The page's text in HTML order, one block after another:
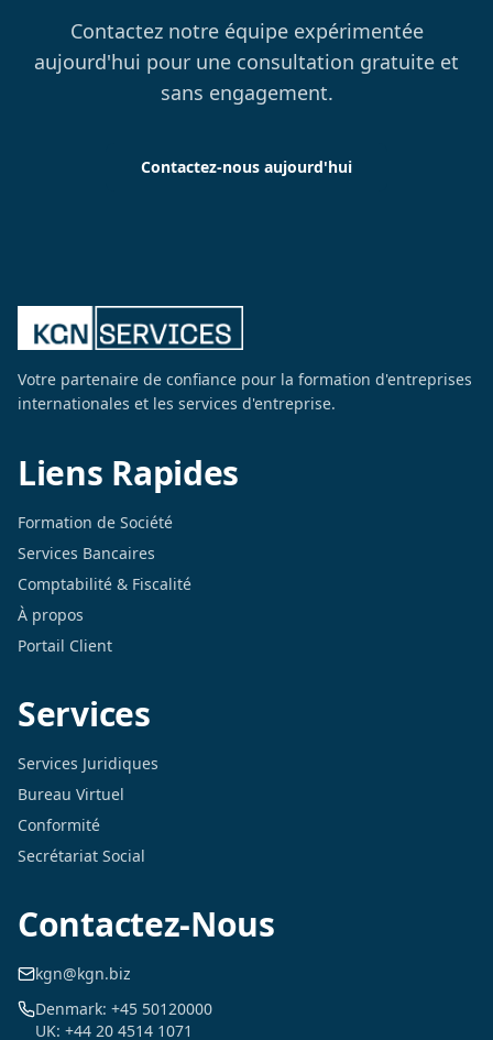
Contactez notre équipe expérimentée
aujourd'hui pour une consultation gratuite et
sans engagement.
Contactez-nous aujourd'hui
Votre partenaire de confiance pour la formation d'entreprises
internationales et les services d'entreprise.
Liens Rapides
Formation de Société
Services Bancaires
Comptabilité & Fiscalité
À propos
Portail Client
Services
Services Juridiques
Bureau Virtuel
Conformité
Secrétariat Social
Contactez-Nous
kgn@kgn.biz
Denmark: +45 50120000
UK: +44 20 4514 1071